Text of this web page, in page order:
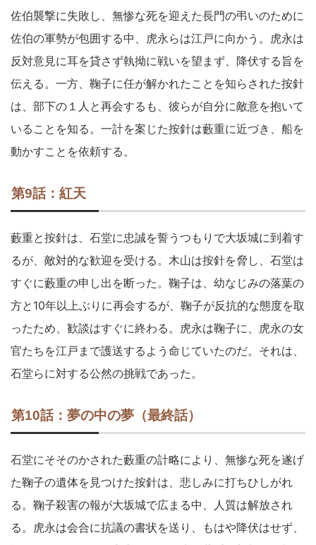
佐伯襲撃に失敗し、無惨な死を迎えた長門の弔いのために
佐伯の軍勢が包囲する中、虎永らは江戸に向かう。虎永は
反対意見に耳を貸さず執拗に戦いを望まず、降伏する旨を
伝える。一方、鞠子に任が解かれたことを知らされた按針
は、部下の１人と再会するも、彼らが自分に敵意を抱いて
いることを知る。一計を案じた按針は藪重に近づき、船を
動かすことを依頼する。
第9話：紅天
藪重と按針は、石堂に忠誠を誓うつもりで大坂城に到着す
るが、敵対的な歓迎を受ける。木山は按針を脅し、石堂は
すぐに藪重の申し出を断った。鞠子は、幼なじみの落葉の
方と10年以上ぶりに再会するが、鞠子が反抗的な態度を取
ったため、歓談はすぐに終わる。虎永は鞠子に、虎永の女
官たちを江戸まで護送するよう命じていたのだ。それは、
石堂らに対する公然の挑戦であった。
第10話：夢の中の夢（最終話）
石堂にそそのかされた藪重の計略により、無惨な死を遂げ
た鞠子の遺体を見つけた按針は、悲しみに打ちひしがれ
る。鞠子殺害の報が大坂城で広まる中、人質は解放され
る。虎永は会合に抗議の書状を送り、もはや降伏はせず、